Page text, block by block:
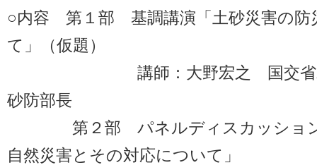
○内容 第１部 基調講演「土砂災害の防
て」（仮題）
講師：大野宏之 国交省水管
砂防部長
第２部 パネルディスカッション
自然災害とその対応について」